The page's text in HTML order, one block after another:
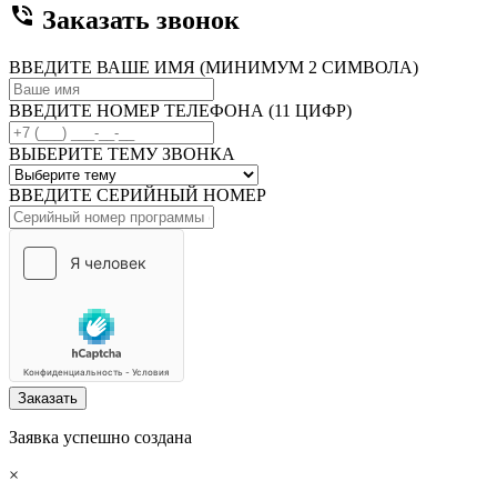
phone_in_talk Заказать звонок
ВВЕДИТЕ ВАШЕ ИМЯ (МИНИМУМ 2 СИМВОЛА)
ВВЕДИТЕ НОМЕР ТЕЛЕФОНА (11 ЦИФР)
ВЫБЕРИТЕ ТЕМУ ЗВОНКА
ВВЕДИТЕ СЕРИЙНЫЙ НОМЕР
Заказать
Заявка успешно создана
×